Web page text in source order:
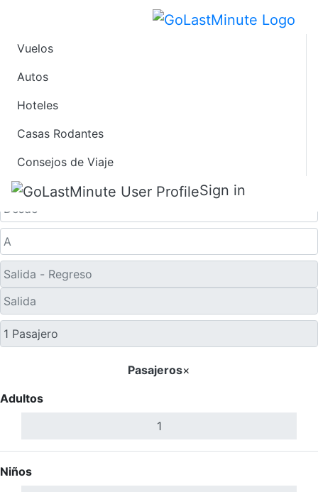
Vuelos
Autos
Hoteles
Casas Rodantes
Consejos de Viaje
Sign in
Ofertas de Viaje de
Último Minuto a
Rzeszów
Solo ida
Pasajeros×
Adultos
Niños